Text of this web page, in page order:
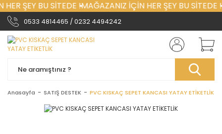
ŞEY BU SİTEDE !MAĞAZANIZ İÇİN HER ŞEY BU SİTEDE !
0533 4814465 / 0232 4494242
Anasayfa SATIŞ DESTEK PVC KISKAÇ SEPET KANCASI YATAY ETİKETLİK